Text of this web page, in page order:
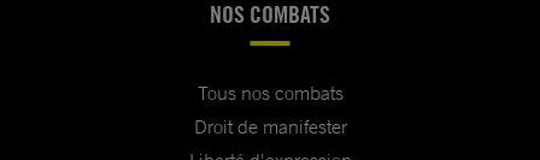
NOS COMBATS
Tous nos combats
Droit de manifester